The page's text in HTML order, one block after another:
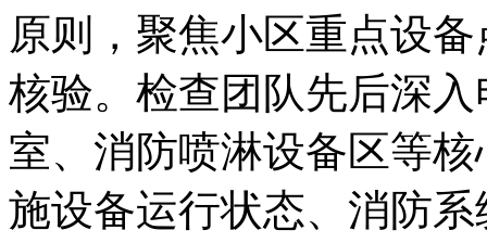
原则，聚焦小区重点设
核验。检查团队先后深
室、消防喷淋设备区等
施设备运行状态、消防